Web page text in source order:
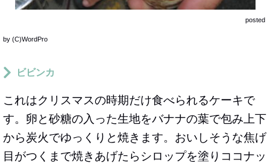
posted
by (C)WordPro
ビビンカ
これはクリスマスの時期だけ食べられるケーキで
す。卵と砂糖の入った生地をバナナの葉で包み上下
から炭火でゆっくりと焼きます。おいしそうな焦げ
目がつくまで焼きあげたらシロップを塗りココナッ